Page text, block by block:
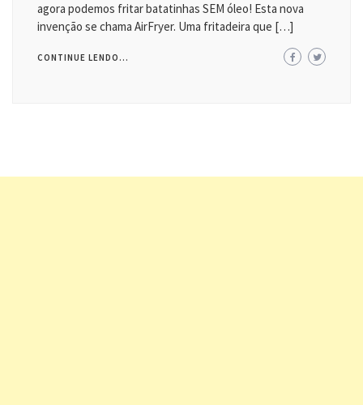
agora podemos fritar batatinhas SEM óleo! Esta nova
invenção se chama AirFryer. Uma fritadeira que […]
CONTINUE LENDO...